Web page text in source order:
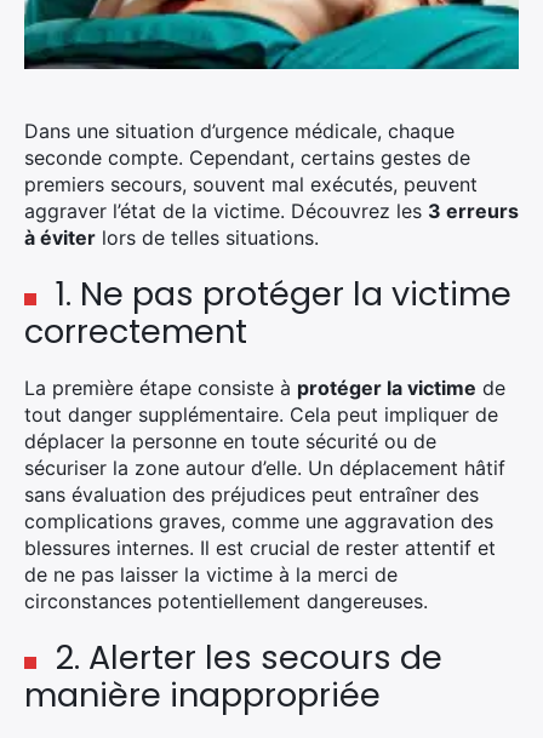
Dans une situation d’urgence médicale, chaque
seconde compte. Cependant, certains gestes de
premiers secours, souvent mal exécutés, peuvent
aggraver l’état de la victime. Découvrez les 3 erreurs
à éviter lors de telles situations.
1. Ne pas protéger la victime
correctement
La première étape consiste à protéger la victime de
tout danger supplémentaire. Cela peut impliquer de
déplacer la personne en toute sécurité ou de
sécuriser la zone autour d’elle. Un déplacement hâtif
sans évaluation des préjudices peut entraîner des
complications graves, comme une aggravation des
blessures internes. Il est crucial de rester attentif et
de ne pas laisser la victime à la merci de
circonstances potentiellement dangereuses.
2. Alerter les secours de
manière inappropriée